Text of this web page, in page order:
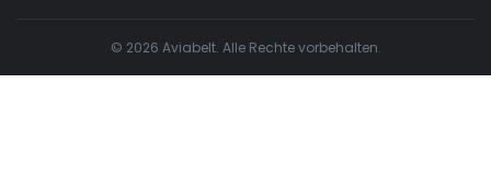
© 2026 Aviabelt. Alle Rechte vorbehalten.